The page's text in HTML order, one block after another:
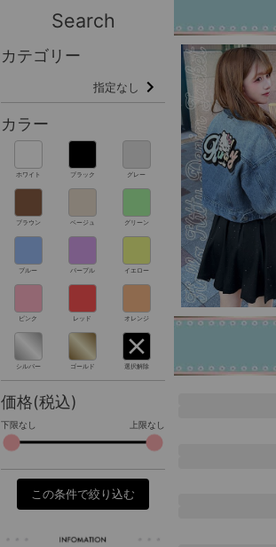
Search
カテゴリー
指定なし
カラー
ホワイト ブラック グレー
ブラウン ベージュ グリーン
ブルー パープル イエロー
ピンク レッド オレンジ
シルバー ゴールド 選択解除
価格(税込)
下限なし 上限なし
この条件で絞り込む